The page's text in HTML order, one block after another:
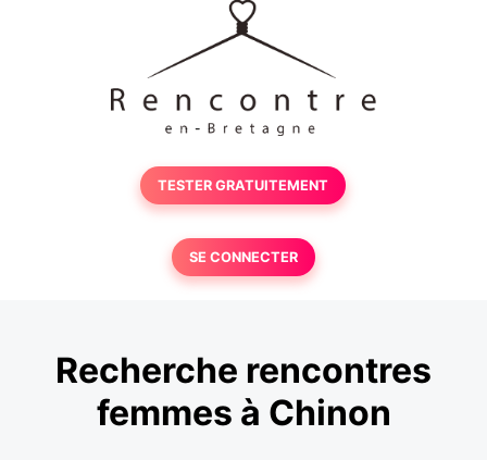
TESTER GRATUITEMENT
SE CONNECTER
Recherche rencontres
femmes à Chinon